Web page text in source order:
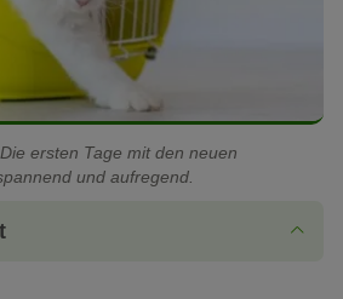
ersten Tage mit den neuen
und aufregend.